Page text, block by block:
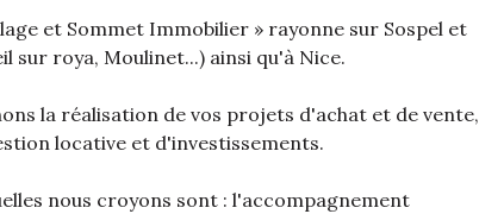
et Sommet Immobilier » rayonne sur Sospel et
sur roya, Moulinet...) ainsi qu'à Nice.
la réalisation de vos projets d'achat et de vente,
locative et d'investissements.
nous croyons sont : l'accompagnement